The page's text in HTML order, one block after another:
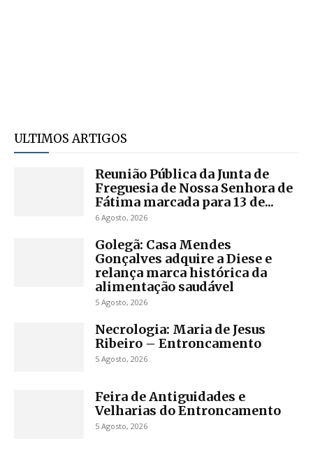
ULTIMOS ARTIGOS
Reunião Pública da Junta de
Freguesia de Nossa Senhora de
Fátima marcada para 13 de...
6 Agosto, 2026
Golegã: Casa Mendes
Gonçalves adquire a Diese e
relança marca histórica da
alimentação saudável
5 Agosto, 2026
Necrologia: Maria de Jesus
Ribeiro – Entroncamento
5 Agosto, 2026
Feira de Antiguidades e
Velharias do Entroncamento
5 Agosto, 2026